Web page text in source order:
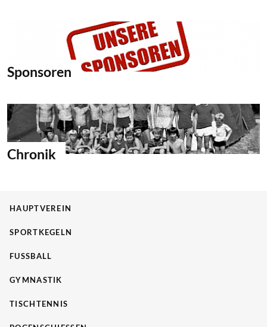
Sponsoren
Chronik
HAUPTVEREIN
SPORTKEGELN
FUSSBALL
GYMNASTIK
TISCHTENNIS